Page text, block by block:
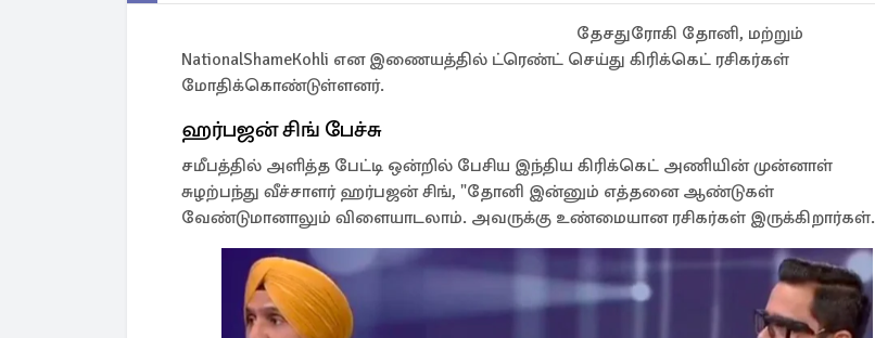
தேசதுரோகி தோனி, மற்றும்
NationalShameKohli என இணையத்தில் ட்ரெண்ட் செய்து கிரிக்கெட் ரசிகர்கள்
மோதிக்கொண்டுள்ளனர்.
ஹர்பஜன் சிங் பேச்சு
சமீபத்தில் அளித்த பேட்டி ஒன்றில் பேசிய இந்திய கிரிக்கெட் அணியின் முன்னாள்
சுழற்பந்து வீச்சாளர் ஹர்பஜன் சிங், "தோனி இன்னும் எத்தனை ஆண்டுகள்
வேண்டுமானாலும் விளையாடலாம். அவருக்கு உண்மையான ரசிகர்கள் இருக்கிறார்கள்.